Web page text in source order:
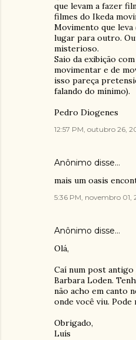
que levam a fazer
filmes do Ikeda
Movimento que leva
lugar para outro.
misterioso.
Saio da exibição
movimentar e de
isso pareça
falando do mínimo).
Pedro Diogenes
12:57 PM, outubro 26,
Anônimo disse…
mais um oasis
5:36 PM, novembro 01,
Anônimo disse…
Olá,
Caí num post antigo
Barbara Loden.
não acho em canto
onde você viu. Pode
Obrigado,
Luís